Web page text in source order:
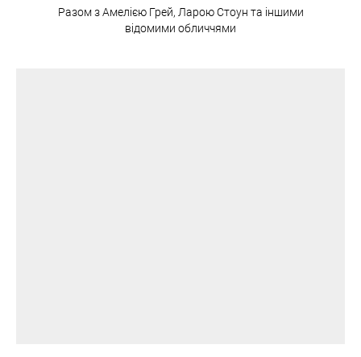
Разом з Амелією Грей, Ларою Стоун та іншими
відомими обличчями